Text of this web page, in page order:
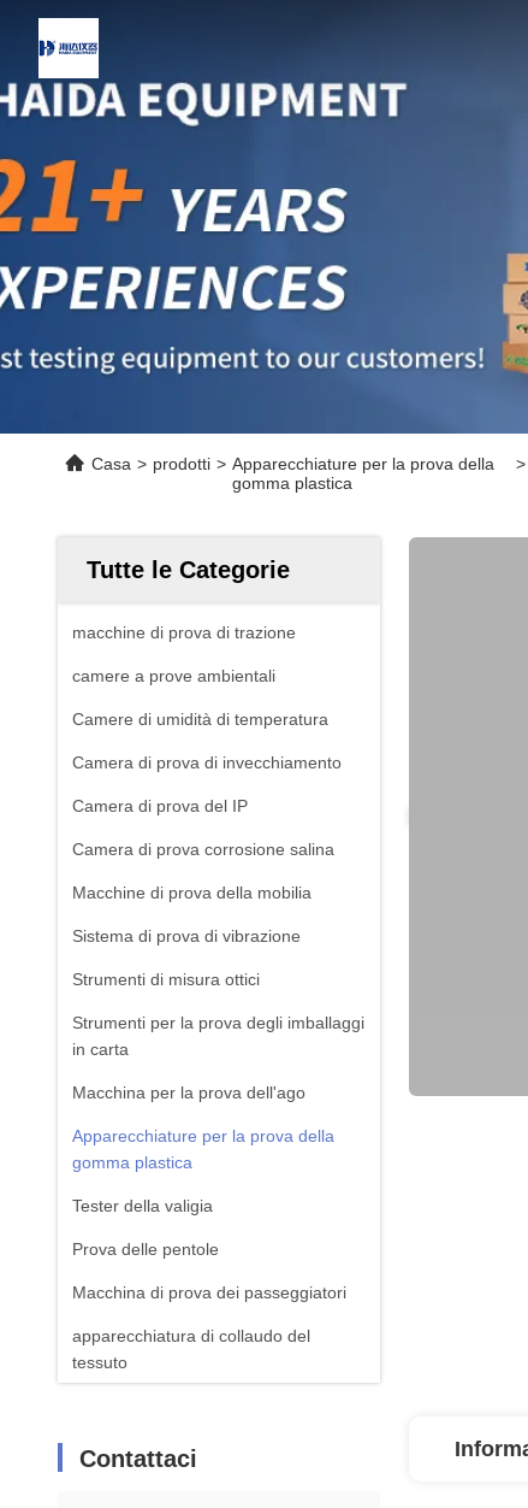
Casa > prodotti > Apparecchiature per la prova della
gomma plastica
>
Tutte le Categorie
macchine di prova di trazione
camere a prove ambientali
Camere di umidità di temperatura
Camera di prova di invecchiamento
Camera di prova del IP
Camera di prova corrosione salina
Macchine di prova della mobilia
Sistema di prova di vibrazione
Strumenti di misura ottici
Strumenti per la prova degli imballaggi
in carta
Macchina per la prova dell'ago
Apparecchiature per la prova della
gomma plastica
Tester della valigia
Prova delle pentole
Macchina di prova dei passeggiatori
apparecchiatura di collaudo del
tessuto
Attrezzatura per il test della batteria
Contattaci